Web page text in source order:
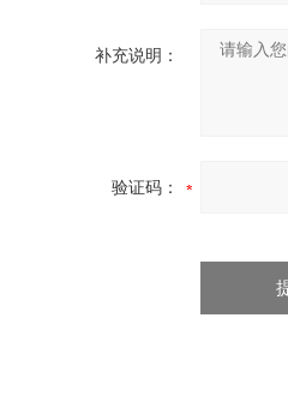
补充说明：
验证码：